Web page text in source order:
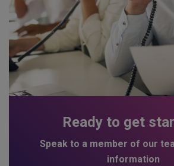
Ready to get
Speak to a member of our
information